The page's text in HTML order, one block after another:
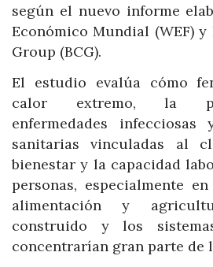
según el nuevo informe
Económico Mundial (WEF)
Group (BCG).
El estudio evalúa cómo
calor extremo, la
enfermedades infecciosas
sanitarias vinculadas al
bienestar y la capacidad
personas, especialmente
alimentación y
construido y los
concentrarían gran parte de